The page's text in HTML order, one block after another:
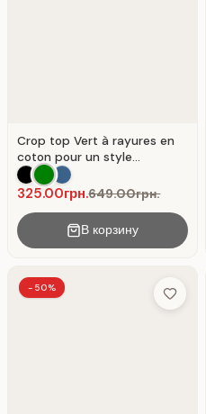
Crop top Vert à rayures en
coton pour un style
décontracté.
325.00грн.649.00грн.
В корзину
-50%
Add to